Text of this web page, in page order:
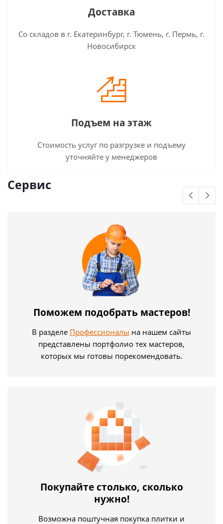
Доставка
Со складов в г. Екатеринбург, г. Тюмень, г. Пермь, г.
Новосибирск
Подъем на этаж
Стоимость услуг по разгрузке и подъему
уточняйте у менеджеров
Сервис
Поможем подобрать мастеров!
В разделе Профессионалы на нашем сайты
представлены портфолио тех мастеров,
которых мы готовы порекомендовать.
Покупайте столько, сколько
нужно!
Возможна поштучная покупка плитки и